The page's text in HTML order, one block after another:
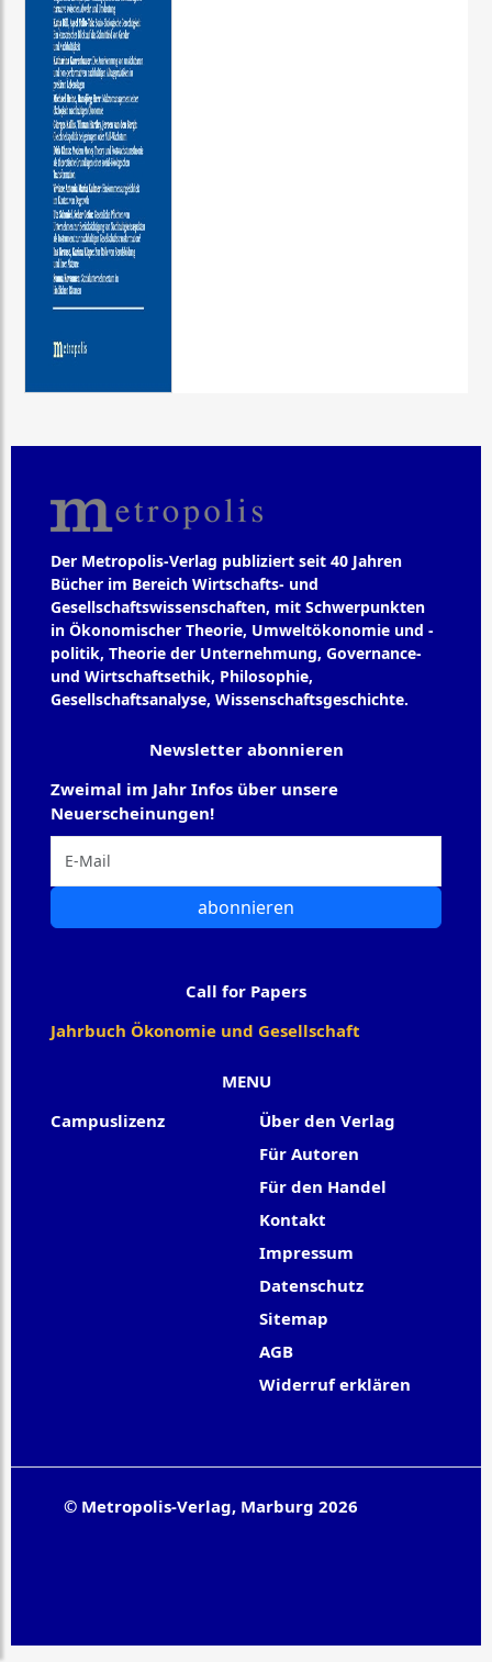
Der Metropolis-Verlag publiziert seit 40 Jahren
Bücher im Bereich Wirtschafts- und
Gesellschaftswissenschaften, mit Schwerpunkten
in Ökonomischer Theorie, Umweltökonomie und -
politik, Theorie der Unternehmung, Governance-
und Wirtschaftsethik, Philosophie,
Gesellschaftsanalyse, Wissenschaftsgeschichte.
MENU
Campuslizenz
Über den Verlag
Für Autoren
Für den Handel
Kontakt
Impressum
Datenschutz
Sitemap
AGB
Widerruf erklären
Newsletter abonnieren
Zweimal im Jahr Infos über unsere
Neuerscheinungen!
abonnieren
Call for Papers
Jahrbuch Ökonomie und Gesellschaft
© Metropolis-Verlag, Marburg 2026